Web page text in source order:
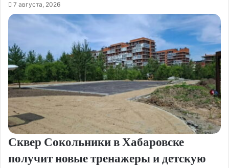
7 августа, 2026
Сквер Сокольники в Хабаровске
получит новые тренажеры и детскую